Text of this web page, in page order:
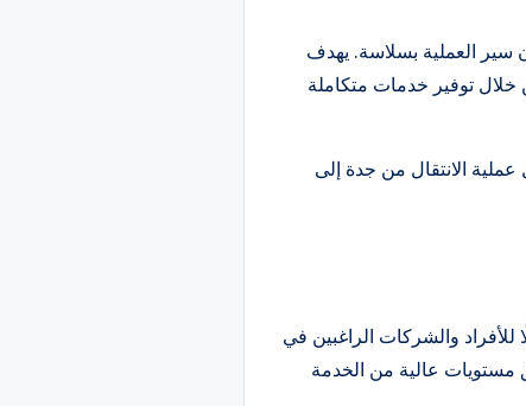
سير العملية بسلاسة. يهدف
توفير خدمات متكاملة
الانتقال من جدة إلى
للأفراد والشركات الراغبين في
مستويات عالية من الخدمة